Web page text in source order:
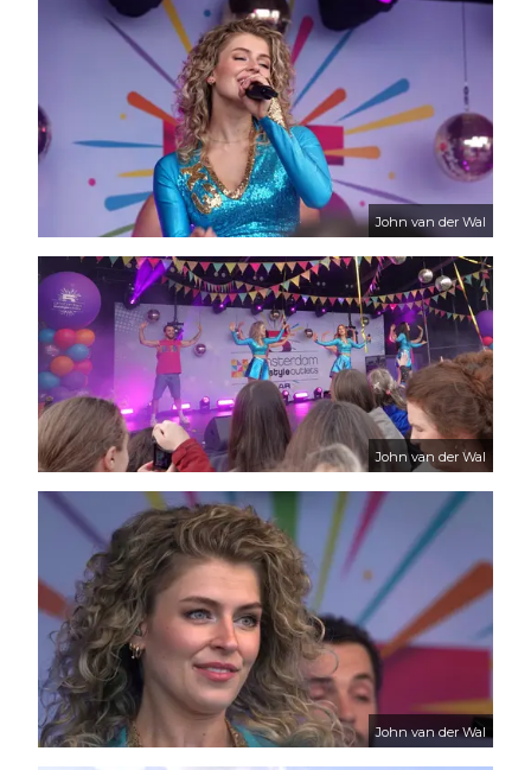
John van der Wal
John van der Wal
John van der Wal